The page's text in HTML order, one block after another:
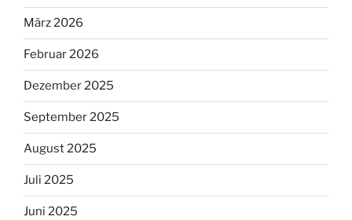
März 2026
Februar 2026
Dezember 2025
September 2025
August 2025
Juli 2025
Juni 2025